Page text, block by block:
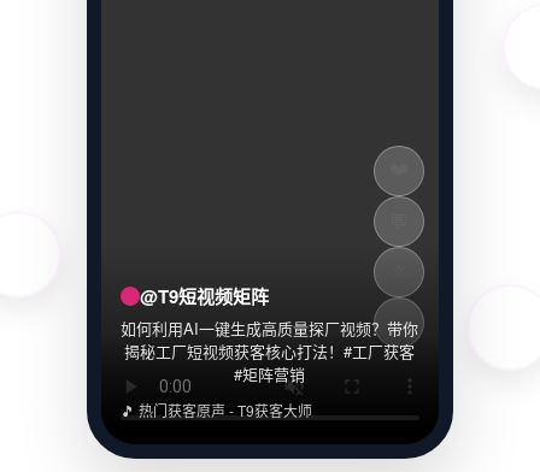
↪️
@T9短视频矩阵
如何利用AI一键生成高质量探厂视频？带你
揭秘工厂短视频获客核心打法！#工厂获客
#矩阵营销
🎵 热门获客原声 - T9获客大师